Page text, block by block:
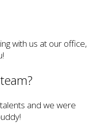
with us at our office,
and we were